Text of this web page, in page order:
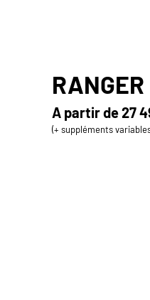
A partir de27
(+ suppléments